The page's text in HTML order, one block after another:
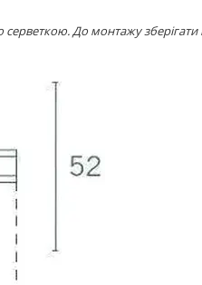
До монтажу зберігати